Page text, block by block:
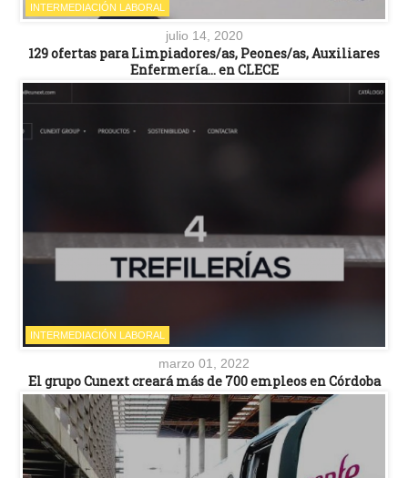
INTERMEDIACIÓN LABORAL
julio 14, 2020
129 ofertas para Limpiadores/as, Peones/as, Auxiliares
Enfermería… en CLECE
INTERMEDIACIÓN LABORAL
marzo 01, 2022
El grupo Cunext creará más de 700 empleos en Córdoba